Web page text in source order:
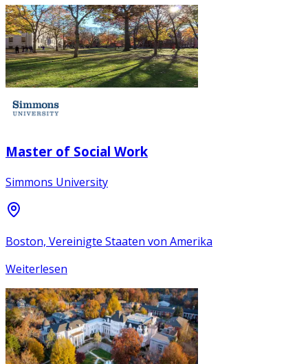
Master of Social Work
Simmons University
Boston, Vereinigte Staaten von Amerika
Weiterlesen